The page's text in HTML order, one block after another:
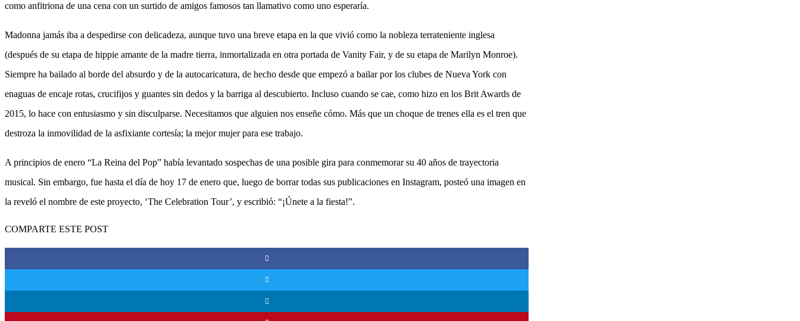
como anfitriona de una cena con un surtido de amigos famosos tan llamativo como uno esperaría.
Madonna jamás iba a despedirse con delicadeza, aunque tuvo una breve etapa en la que vivió como la nobleza terrateniente inglesa
(después de su etapa de hippie amante de la madre tierra, inmortalizada en otra portada de Vanity Fair, y de su etapa de Marilyn Monroe).
Siempre ha bailado al borde del absurdo y de la autocaricatura, de hecho desde que empezó a bailar por los clubes de Nueva York con
enaguas de encaje rotas, crucifijos y guantes sin dedos y la barriga al descubierto. Incluso cuando se cae, como hizo en los Brit Awards de
2015, lo hace con entusiasmo y sin disculparse. Necesitamos que alguien nos enseñe cómo. Más que un choque de trenes ella es el tren que
destroza la inmovilidad de la asfixiante cortesía; la mejor mujer para ese trabajo.
A principios de enero “La Reina del Pop” había levantado sospechas de una posible gira para conmemorar su 40 años de trayectoria
musical. Sin embargo, fue hasta el día de hoy 17 de enero que, luego de borrar todas sus publicaciones en Instagram, posteó una imagen en
la reveló el nombre de este proyecto, ‘The Celebration Tour’, y escribió: “¡Únete a la fiesta!”.
COMPARTE ESTE POST